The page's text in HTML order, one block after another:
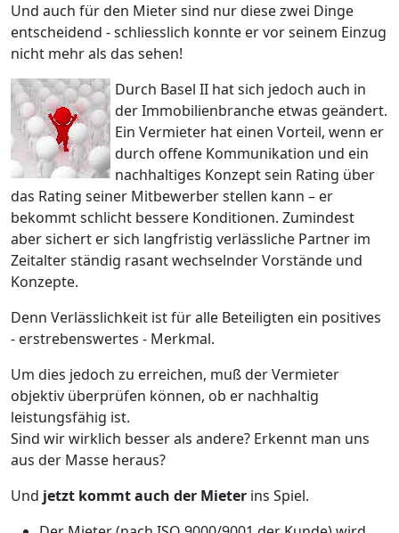
Und auch für den Mieter sind nur diese zwei Dinge
entscheidend - schliesslich konnte er vor seinem Einzug
nicht mehr als das sehen!
Durch Basel II hat sich jedoch auch in
der Immobilienbranche etwas geändert.
Ein Vermieter hat einen Vorteil, wenn er
durch offene Kommunikation und ein
nachhaltiges Konzept sein Rating über
das Rating seiner Mitbewerber stellen kann – er
bekommt schlicht bessere Konditionen. Zumindest
aber sichert er sich langfristig verlässliche Partner im
Zeitalter ständig rasant wechselnder Vorstände und
Konzepte.
Denn Verlässlichkeit ist für alle Beteiligten ein positives
- erstrebenswertes - Merkmal.
Um dies jedoch zu erreichen, muß der Vermieter
objektiv überprüfen können, ob er nachhaltig
leistungsfähig ist.
Sind wir wirklich besser als andere? Erkennt man uns
aus der Masse heraus?
Und jetzt kommt auch der Mieter ins Spiel.